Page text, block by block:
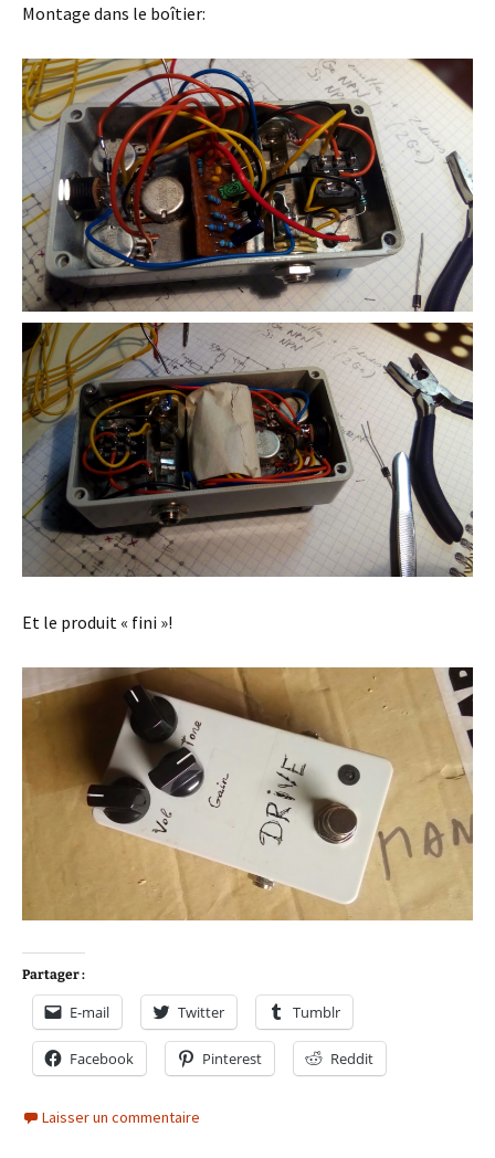
Montage dans le boîtier:
Et le produit « fini »!
Partager :
E-mail Twitter Tumblr
Facebook Pinterest Reddit
Laisser un commentaire